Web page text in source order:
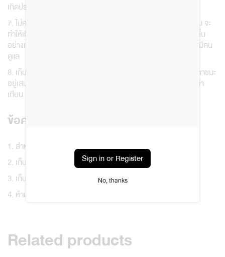
เกิดประสิทธิภาพสูงสุด
7. ไม่ควรใช้เทียนหอมในพื้นที่ที่มีลมแรง เช่น ริมหน้าต่าง กลางสนาม จะ
ทำให้เกิดควันดำและทำให้อายุการใช้งานสั้น ไม่ได้รับประโยชน์จากกลิ่น
อย่างเต็มที่ ควรหลีกเลี่ยงการจุดเทียนใกล้วัตถุที่ติดไฟง่าย หรือ ไม่มีคน
ดูแล
8. เก็บเทียนให้ห่างจากความชื้น ความร้อน และแสงแดด ควรปิดฝาภาชนะ
อยู่เสมอ เพื่อป้องกันการระเหยของกลิ่นและป้องกันฝุ่นผงบนผิวหน้า
เทียน
ข้อควรระวัง และการเก็บรักษา
1. สำหรับใช้ภายนอกเท่านั้น
2. เก็บที่อุณหภูมิห้อง หลีกเลี่ยงแสงแดดโดยตรง
3. เก็บให้ห่างจากเด็กและสัตว์เลี้ยง
4. ห้ามวาง หรือใช้งานกับวัสดุที่มีพื้นผิวที่เป็นหนัง หรือพลาสติก
Related products
Sign in or Register
No, thanks